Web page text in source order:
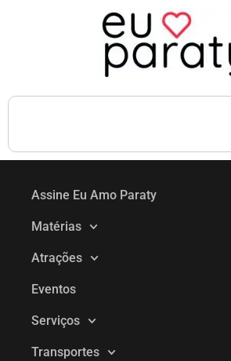
Assine Eu Amo Paraty
Matérias
Atrações
Eventos
Serviços
Transportes